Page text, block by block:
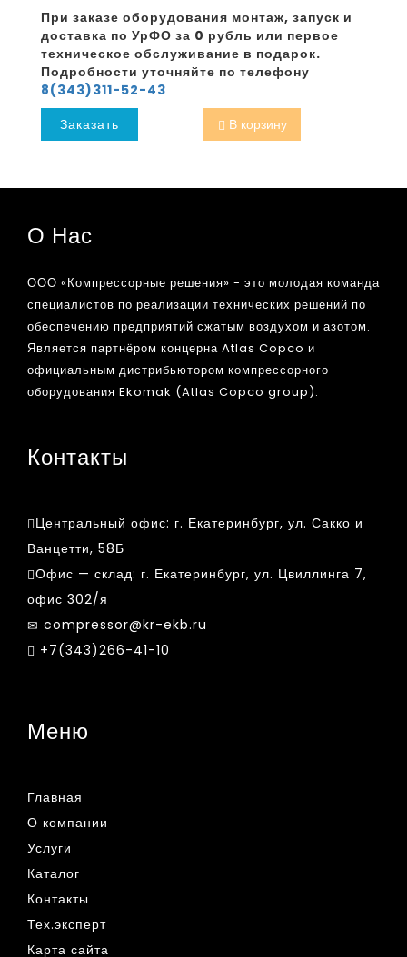
При заказе оборудования монтаж, запуск и
доставка по УрФО за 0 рубль или первое
техническое обслуживание в подарок.
Подробности уточняйте по телефону
8(343)311-52-43
Заказать
В корзину
О Нас
ООО «Компрессорные решения» - это молодая команда
специалистов по реализации технических решений по
обеспечению предприятий сжатым воздухом и азотом.
Является партнёром концерна Atlas Copco и
официальным дистрибьютором компрессорного
оборудования Ekomak (Atlas Copco group).
Контакты
Центральный офис: г. Екатеринбург, ул. Сакко и
Ванцетти, 58Б
Офис — склад: г. Екатеринбург, ул. Цвиллинга 7,
офис 302/я
compressor@kr-ekb.ru
+7(343)266-41-10
Меню
Главная
О компании
Услуги
Каталог
Контакты
Тех.эксперт
Карта сайта